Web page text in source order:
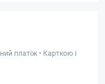
платіж • Карткою і